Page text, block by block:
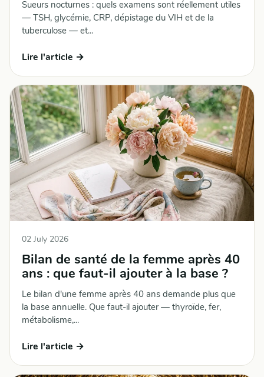
Sueurs nocturnes : quels examens sont réellement utiles
— TSH, glycémie, CRP, dépistage du VIH et de la
tuberculose — et...
Lire l'article →
02 July 2026
Bilan de santé de la femme après 40
ans : que faut-il ajouter à la base ?
Le bilan d'une femme après 40 ans demande plus que
la base annuelle. Que faut-il ajouter — thyroïde, fer,
métabolisme,...
Lire l'article →